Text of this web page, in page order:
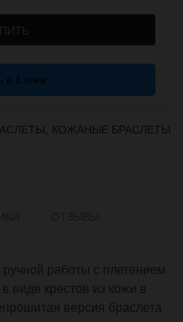
в 1 клик
, КОЖАНЫЕ БРАСЛЕТЫ
работы с плетением
виде крестов из кожи в
версия браслета